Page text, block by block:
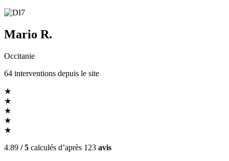
Mario R.
Occitanie
64 interventions depuis le site
★
★
★
★
★
4.89 / 5 calculés d’après 123 avis